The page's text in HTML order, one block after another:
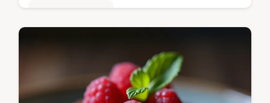
à tartiner chocolat blanc maison
ultraonctueuse Cette recette simple
transforme votre petitdéjeuner